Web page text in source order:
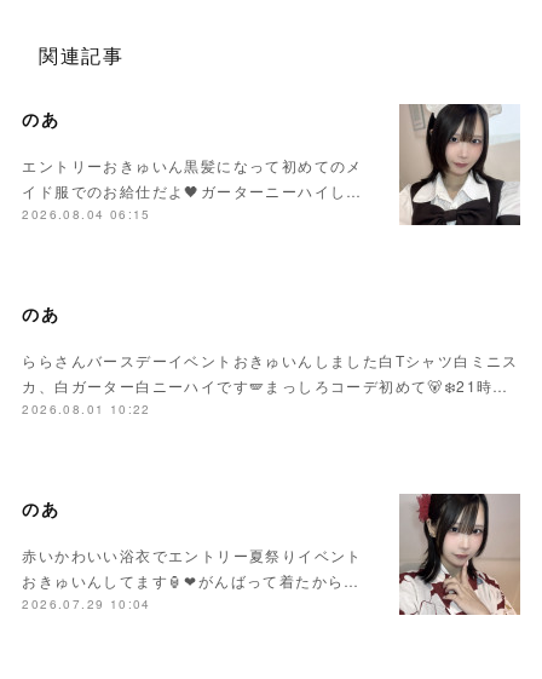
関連記事
のあ
エントリーおきゅいん黒髪になって初めてのメ
イド服でのお給仕だよ🖤ガーターニーハイし…
2026.08.04 06:15
のあ
ららさんバースデーイベントおきゅいんしました白Tシャツ白ミニス
カ、白ガーター白ニーハイです🪽まっしろコーデ初めて🐻‍❄️21時…
2026.08.01 10:22
のあ
赤いかわいい浴衣でエントリー夏祭りイベント
おきゅいんしてます🏮❤︎がんばって着たから…
2026.07.29 10:04